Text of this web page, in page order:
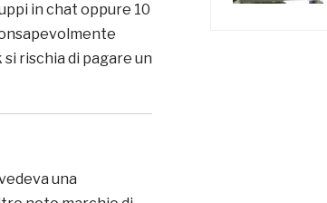
in chat oppure 10
rischia di pagare un
una